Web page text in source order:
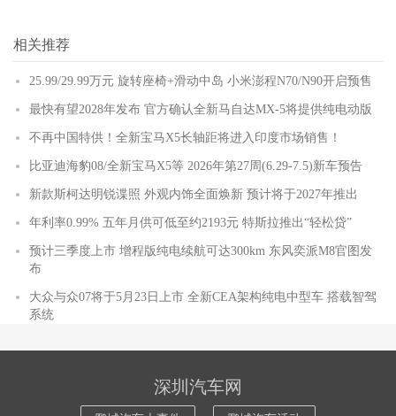
相关推荐
25.99/29.99万元 旋转座椅+滑动中岛 小米澎程N70/N90开启预售
最快有望2028年发布 官方确认全新马自达MX-5将提供纯电动版
不再中国特供！全新宝马X5长轴距将进入印度市场销售！
比亚迪海豹08/全新宝马X5等 2026年第27周(6.29-7.5)新车预告
新款斯柯达明锐谍照 外观内饰全面焕新 预计将于2027年推出
年利率0.99% 五年月供可低至约2193元 特斯拉推出“轻松贷”
预计三季度上市 增程版纯电续航可达300km 东风奕派M8官图发
布
大众与众07将于5月23日上市 全新CEA架构纯电中型车 搭载智驾
系统
深圳汽车网